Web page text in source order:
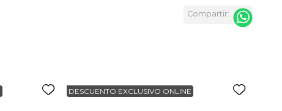
DESCUENTO EXCLUSIVO ONLINE